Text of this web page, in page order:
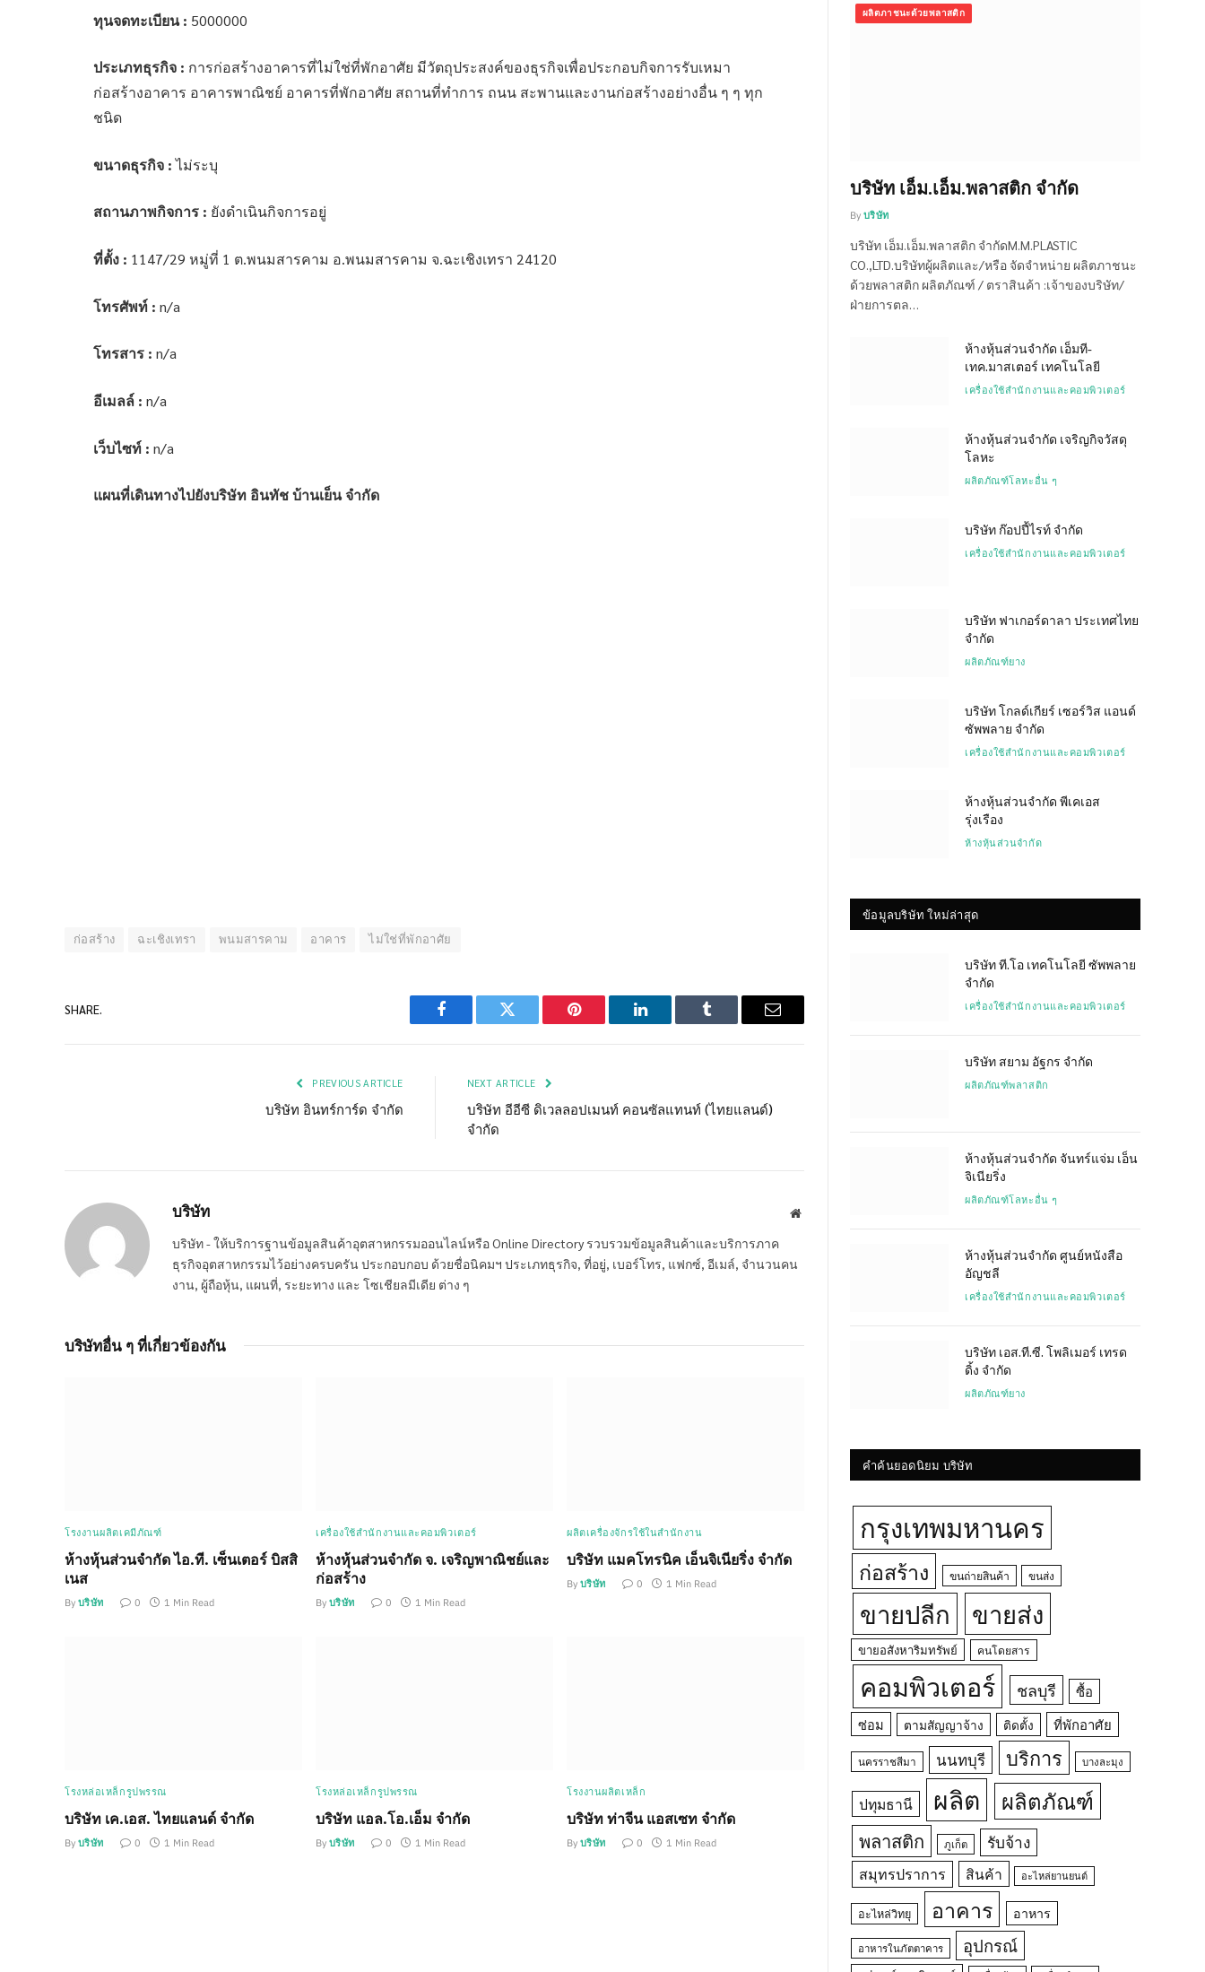
ทุนจดทะเบียน : 5000000
ประเภทธุรกิจ : การก่อสร้างอาคารที่ไม่ใช่ที่พักอาศัย มีวัตถุประสงค์ของธุรกิจเพื่อประกอบกิจการรับเหมา
ก่อสร้างอาคาร อาคารพาณิชย์ อาคารที่พักอาศัย สถานที่ทำการ ถนน สะพานและงานก่อสร้างอย่างอื่น ๆ ๆ ทุก
ชนิด
ขนาดธุรกิจ :ไม่ระบุ
สถานภาพกิจการ : ยังดำเนินกิจการอยู่
ที่ตั้ง : 1147/29 หมู่ที่ 1 ต.พนมสารคาม อ.พนมสารคาม จ.ฉะเชิงเทรา 24120
โทรศัพท์ : n/a
โทรสาร : n/a
อีเมลล์ : n/a
เว็บไซท์ : n/a
แผนที่เดินทางไปยังบริษัท อินทัช บ้านเย็น จำกัด
ก่อสร้าง ฉะเชิงเทรา พนมสารคาม อาคาร ไม่ใช่ที่พักอาศัย
SHARE.
Facebook Twitter Pinterest LinkedIn Tumblr Email
PREVIOUS ARTICLE
บริษัท อินทร์การ์ด จำกัด
NEXT ARTICLE
บริษัท อีอีซี ดิเวลลอปเมนท์ คอนซัลแทนท์ (ไทยแลนด์)
จำกัด
บริษัท Website
บริษัท - ให้บริการฐานข้อมูลสินค้าอุตสาหกรรมออนไลน์หรือ Online Directory รวบรวมข้อมูลสินค้าและบริการภาค
ธุรกิจอุตสาหกรรมไว้อย่างครบครัน ประกอบกอบ ด้วยชื่อนิคมฯ ประเภทธุรกิจ, ที่อยู่, เบอร์โทร, แฟกซ์, อีเมล์, จำนวนคน
งาน, ผู้ถือหุ้น, แผนที่, ระยะทาง และ โซเชียลมีเดีย ต่าง ๆ
บริษัทอื่น ๆ ที่เกี่ยวข้องกัน
โรงงานผลิตเคมีภัณฑ์
ห้างหุ้นส่วนจำกัด ไอ.ที. เซ็นเตอร์ บิสสิ
เนส
By บริษัท 0 1 Min Read
เครื่องใช้สำนักงานและคอมพิวเตอร์
ห้างหุ้นส่วนจำกัด จ. เจริญพาณิชย์และ
ก่อสร้าง
By บริษัท 0 1 Min Read
ผลิตเครื่องจักรใช้ในสำนักงาน
บริษัท แมคโทรนิค เอ็นจิเนียริ่ง จำกัด
By บริษัท 0 1 Min Read
โรงหล่อเหล็กรูปพรรณ
บริษัท เค.เอส. ไทยแลนด์ จำกัด
By บริษัท 0 1 Min Read
โรงหล่อเหล็กรูปพรรณ
บริษัท แอล.โอ.เอ็ม จำกัด
By บริษัท 0 1 Min Read
โรงงานผลิตเหล็ก
บริษัท ท่าจีน แอสเซท จำกัด
By บริษัท 0 1 Min Read
ผลิตภาชนะด้วยพลาสติก
บริษัท เอ็ม.เอ็ม.พลาสติก จำกัด
By บริษัท
บริษัท เอ็ม.เอ็ม.พลาสติก จำกัดM.M.PLASTIC
CO.,LTD.บริษัทผู้ผลิตและ/หรือ จัดจำหน่าย ผลิตภาชนะ
ด้วยพลาสติก ผลิตภัณฑ์ / ตราสินค้า :เจ้าของบริษัท/
ฝ่ายการตล…
ห้างหุ้นส่วนจำกัด เอ็มที-
เทค.มาสเตอร์ เทคโนโลยี
เครื่องใช้สำนักงานและคอมพิวเตอร์
ห้างหุ้นส่วนจำกัด เจริญกิจวัสดุ
โลหะ
ผลิตภัณฑ์โลหะอื่น ๆ
บริษัท ก๊อปปี้ไรท์ จำกัด
เครื่องใช้สำนักงานและคอมพิวเตอร์
บริษัท ฟาเกอร์ดาลา ประเทศไทย
จำกัด
ผลิตภัณฑ์ยาง
บริษัท โกลด์เกียร์ เซอร์วิส แอนด์
ซัพพลาย จำกัด
เครื่องใช้สำนักงานและคอมพิวเตอร์
ห้างหุ้นส่วนจำกัด พีเคเอส
รุ่งเรือง
ห้างหุ้นส่วนจำกัด
ข้อมูลบริษัท ใหม่ล่าสุด
บริษัท ที.โอ เทคโนโลยี ซัพพลาย
จำกัด
เครื่องใช้สำนักงานและคอมพิวเตอร์
บริษัท สยาม อัฐกร จำกัด
ผลิตภัณฑ์พลาสติก
ห้างหุ้นส่วนจำกัด จันทร์แจ่ม เอ็น
จิเนียริ่ง
ผลิตภัณฑ์โลหะอื่น ๆ
ห้างหุ้นส่วนจำกัด ศูนย์หนังสือ
อัญชลี
เครื่องใช้สำนักงานและคอมพิวเตอร์
บริษัท เอส.ที.ซี. โพลิเมอร์ เทรด
ดิ้ง จำกัด
ผลิตภัณฑ์ยาง
คำค้นยอดนิยม บริษัท
กรุงเทพมหานคร
ก่อสร้าง ขนถ่ายสินค้า ขนส่ง
ขายปลีก ขายส่ง
ขายอสังหาริมทรัพย์ คนโดยสาร
คอมพิวเตอร์ ชลบุรี
ซื้อ
ซ่อม
ตามสัญญาจ้าง ติดตั้ง ที่พักอาศัย
นครราชสีมา นนทบุรี บริการ บางละมุง
ปทุมธานี ผลิต ผลิตภัณฑ์
พลาสติก ภูเก็ต รับจ้าง
สมุทรปราการ สินค้า อะไหล่ยานยนต์
อะไหล่วิทยุ อาคาร อาหาร
อาหารในภัตตาคาร อุปกรณ์